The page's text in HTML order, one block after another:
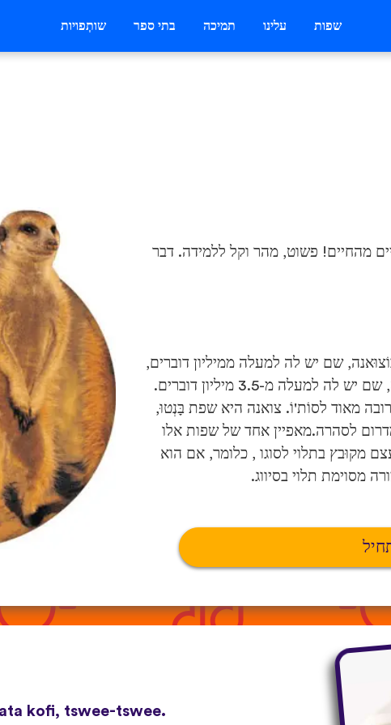
שפות עלינו תמיכה בתי ספר שותְפויות
מהחיים! פשוט, מהר וקל ללמידה. דבר
שם יש לה למעלה ממיליון דוברים,
והיא אחת השפות הרשמיות של דרום אפריקה, שם יש לה למעלה מ-3.5 מיליון דוברים.
מאוד לסוֹת'וֹ. צואנה היא שפת בָּנְטוּ,
לסהרה.מאפיין אחד של שפות אלו
בתלוי לסוגו , כלומר, אם הוא
מסוימת תלוי בסיווג.
kofi, tswee-tswee.